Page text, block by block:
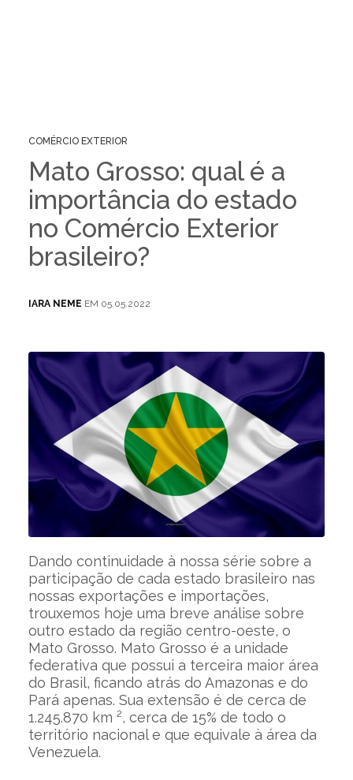
COMÉRCIO EXTERIOR
Mato Grosso: qual é a
importância do estado
no Comércio Exterior
brasileiro?
IARA NEME EM 05.05.2022
Dando continuidade à nossa série sobre a
participação de cada estado brasileiro nas
nossas exportações e importações,
trouxemos hoje uma breve análise sobre
outro estado da região centro-oeste, o
Mato Grosso. Mato Grosso é a unidade
federativa que possui a terceira maior área
do Brasil, ficando atrás do Amazonas e do
Pará apenas. Sua extensão é de cerca de
1.245.870 km ², cerca de 15% de todo o
território nacional e que equivale à área da
Venezuela.